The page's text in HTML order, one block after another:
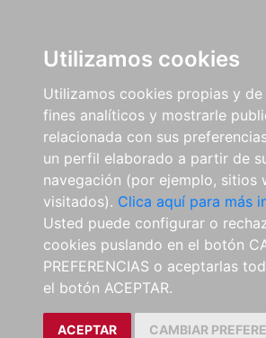
Utilizamos cookies
Utilizamos cookies propias y
fines analíticos y mostrarle
relacionada con sus
un perfil elaborado a partir de
navegación (por ejemplo, sitios
visitados). Clica aquí para más
Usted puede configurar o
cookies puslando en el botón
PREFERENCIAS o aceptarlas
el botón ACEPTAR.
ACEPTAR CAMBIAR